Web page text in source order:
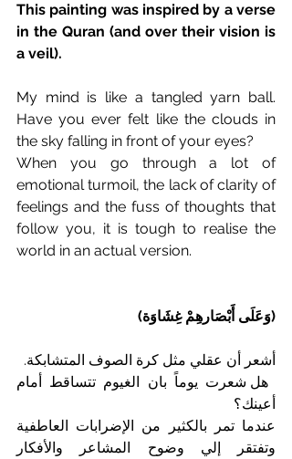
This painting was inspired by a verse
in the Quran (and over their vision is
a veil).
My mind is like a tangled yarn ball.
Have you ever felt like the clouds in
the sky falling in front of your eyes?
When you go through a lot of
emotional turmoil, the lack of clarity of
feelings and the fuss of thoughts that
follow you, it is tough to realise the
world in an actual version.
(وَعَلَى أَبْصَارهِمْ غِشَاوَة)
أشعر أن عقلي مثل كرة الصوف المتشابكة.
أعينك؟